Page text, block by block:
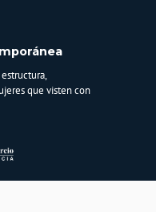
que visten con